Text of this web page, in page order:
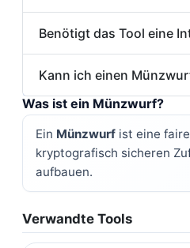
Benötigt das Tool eine
Kann ich einen
Was ist ein Münzwurf?
Ein Münzwurf ist eine
kryptografisch sicheren
aufbauen.
Verwandte Tools